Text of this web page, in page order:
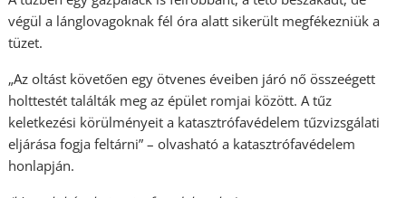
végül a lánglovagoknak fél óra alatt sikerült megfékezniük a
tüzet.
„Az oltást követően egy ötvenes éveiben járó nő összeégett
holttestét találták meg az épület romjai között. A tűz
keletkezési körülményeit a katasztrófavédelem tűzvizsgálati
eljárása fogja feltárni” – olvasható a katasztrófavédelem
honlapján.